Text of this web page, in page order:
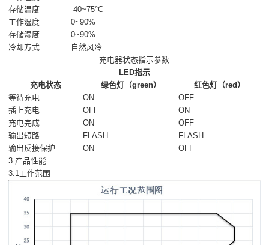
存储温度
-40~75°C
工作湿度
0~90%
存储湿度
0~90%
冷却方式
自然风冷
充电器状态指示参数
LED指示
充电状态
绿色灯（green）
红色灯（red）
等待充电
ON
OFF
插上充电
OFF
ON
充电完成
ON
OFF
输出短路
FLASH
FLASH
输出反接保护
ON
OFF
3.产品性能
3.1工作范围